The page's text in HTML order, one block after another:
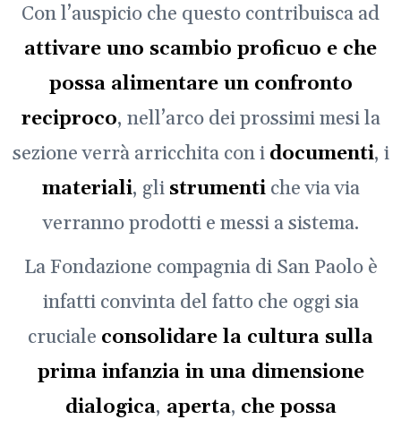
Con l’auspicio che questo contribuisca ad
attivare uno scambio proficuo e che
possa alimentare un confronto
reciproco, nell’arco dei prossimi mesi la
sezione verrà arricchita con i documenti, i
materiali, gli strumentiche via via
verranno prodotti e messi a sistema.
La Fondazione compagnia di San Paolo è
infatti convinta del fatto che oggi sia
cruciale consolidare la cultura sulla
prima infanzia in una dimensione
dialogica, aperta, che possa